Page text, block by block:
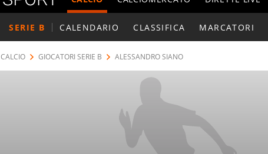
SERIE B CALENDARIO CLASSIFICA MARCATORI
CALCIO GIOCATORI SERIE B ALESSANDRO SIANO